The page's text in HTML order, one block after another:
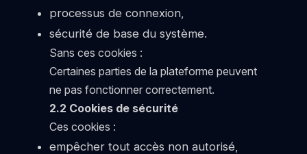
processus de connexion,
sécurité de base du système.
Sans ces cookies :
Certaines parties de la plateforme peuvent
ne pas fonctionner correctement.
2.2 Cookies de sécurité
Ces cookies :
empêcher tout accès non autorisé,